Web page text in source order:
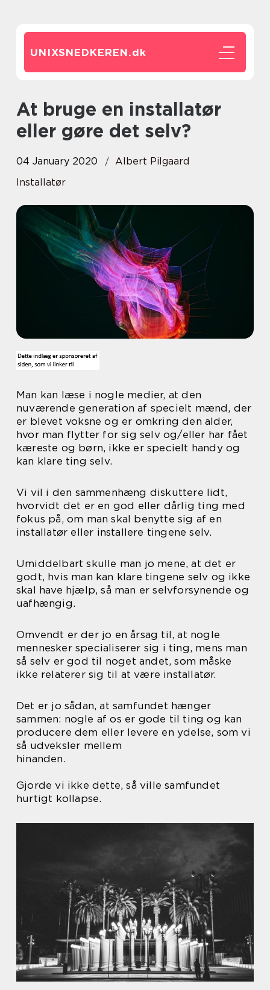
UNIXSNEDKEREN.dk
At bruge en installatør
eller gøre det selv?
04 January 2020
Albert Pilgaard
Installatør
Man kan læse i nogle medier, at den
nuværende generation af specielt mænd, der
er blevet voksne og er omkring den alder,
hvor man flytter for sig selv og/eller har fået
kæreste og børn, ikke er specielt handy og
kan klare ting selv.
Vi vil i den sammenhæng diskuttere lidt,
hvorvidt det er en god eller dårlig ting med
fokus på, om man skal benytte sig af en
installatør eller installere tingene selv.
Umiddelbart skulle man jo mene, at det er
godt, hvis man kan klare tingene selv og ikke
skal have hjælp, så man er selvforsynende og
uafhængig.
Omvendt er der jo en årsag til, at nogle
mennesker specialiserer sig i ting, mens man
så selv er god til noget andet, som måske
ikke relaterer sig til at være installatør.
Det er jo sådan, at samfundet hænger
sammen: nogle af os er gode til ting og kan
producere dem eller levere en ydelse, som vi
så udveksler mellem
hinanden.
Gjorde vi ikke dette, så ville samfundet
hurtigt kollapse.